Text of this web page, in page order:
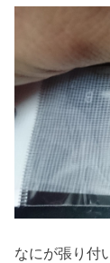
なにが張り付